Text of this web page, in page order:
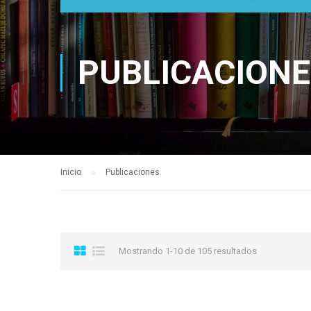
Inicio Publicaciones
Mostrando 1-10 de 105 resultados